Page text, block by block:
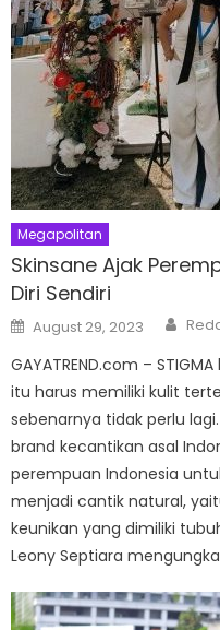
Megapolitan
Skinsane Ajak
Diri Sendiri
Posted
on
August 29, 2023
GAYATREND.com –
itu harus memiliki kulit
sebenarnya tidak perlu lagi.
brand kecantikan asal
perempuan Indonesia
menjadi cantik natural,
keunikan yang dimiliki
Leony Septiara